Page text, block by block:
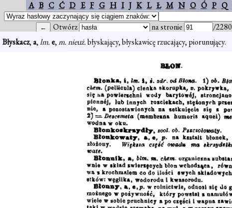
A B C Ć D E F G H I J K L Ł M N O Ó P Q
Otwórz na stronie /2280
Błyskacz,a,lm.e,m. nieuż.błyskający, błyskawicę rzucający, piorunujący.